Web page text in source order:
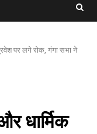
पर लगे रोक, गंगा सभा ने
धार्मिक